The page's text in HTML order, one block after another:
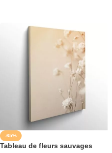
-65%
Tableau de fleurs sauvages